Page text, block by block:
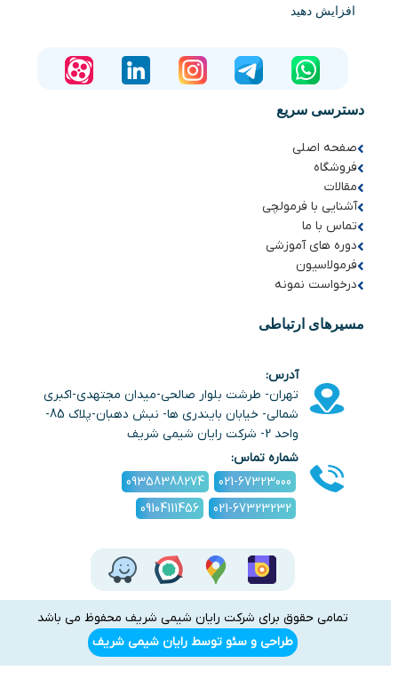
افزایش دهید
دسترسی سریع
صفحه اصلی
فروشگاه
مقالات
آشنایی با فرمولچی
تماس با ما
دوره های آموزشی
فرمولاسیون
درخواست نمونه
مسیرهای ارتباطی
آدرس:
تهران- طرشت بلوار صالحی-میدان مجتهدی-اکبری
شمالی- خیابان بایندری ها- نبش دهبان-پلاک 85-
واحد 2- شرکت رایان شیمی شریف
شماره تماس:
021-67323000
09358388274
021-67323232
09104111456
تمامی حقوق برای شرکت رایان شیمی شریف محفوظ می باشد
طراحی و سئو توسط رایان شیمی شریف